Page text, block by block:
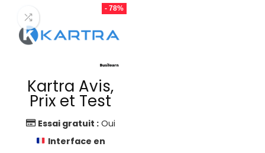
- 78%
Kartra Avis,
Prix et Test
Essai gratuit : Oui
Interface en